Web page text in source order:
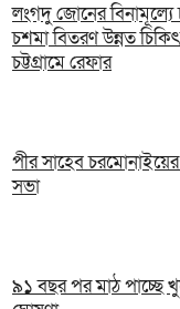
লংগদু জোনের
চশমা বিতরণ উন্নত
চট্টগ্রামে রেফার
পীর সাহেব
সভা
৯১ বছর পর মাঠ পাচ্ছে